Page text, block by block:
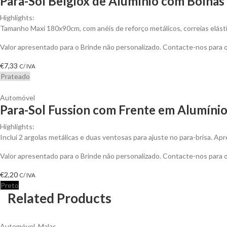
Highlights:
Tamanho Maxi 180x90cm, com anéis de reforço metálicos, correias
Valor apresentado para o Brinde não personalizado. Contacte-nos
€7,33 C/ IVA
Prateado
Automóvel
Para-Sol Fussion com Frente em
Highlights:
Inclui 2 argolas metálicas e duas ventosas para ajuste no para-brisa.
Valor apresentado para o Brinde não personalizado. Contacte-nos
€2,20 C/ IVA
Preto
Related Products